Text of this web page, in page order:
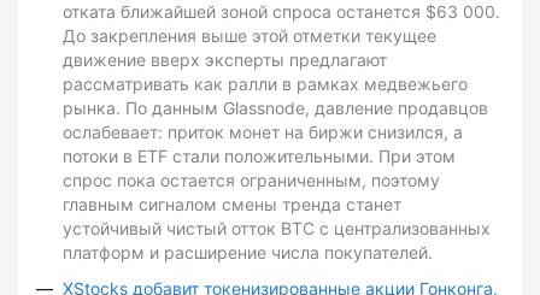
отката ближайшей зоной спроса останется $63 000.
До закрепления выше этой отметки текущее
движение вверх эксперты предлагают
рассматривать как ралли в рамках медвежьего
рынка. По данным Glassnode, давление продавцов
ослабевает: приток монет на биржи снизился, а
потоки в ETF стали положительными. При этом
спрос пока остается ограниченным, поэтому
главным сигналом смены тренда станет
устойчивый чистый отток BTC с централизованных
платформ и расширение числа покупателей.
XStocks добавит токенизированные акции Гонконга,